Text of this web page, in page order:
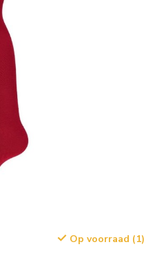
Op voorraad (1)